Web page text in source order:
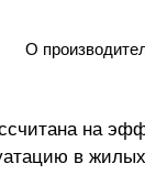
О
на
в